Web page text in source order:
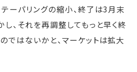
テーパリングの縮小、終了は3月末
し、それを再調整してもっと早く終
ではないかと、マーケットは拡大